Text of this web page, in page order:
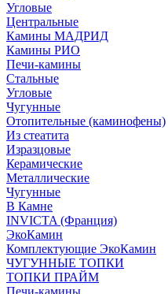
Угловые
Центральные
Камины МАДРИД
Камины РИО
Печи-камины
Стальные
Угловые
Чугунные
Отопительные (каминофены)
Из стеатита
Изразцовые
Керамические
Металлические
Чугунные
В Камне
INVICTA (Франция)
ЭкоКамин
Комплектующие ЭкоКамин
ЧУГУННЫЕ ТОПКИ
ТОПКИ ПРАЙМ
Печи-камины